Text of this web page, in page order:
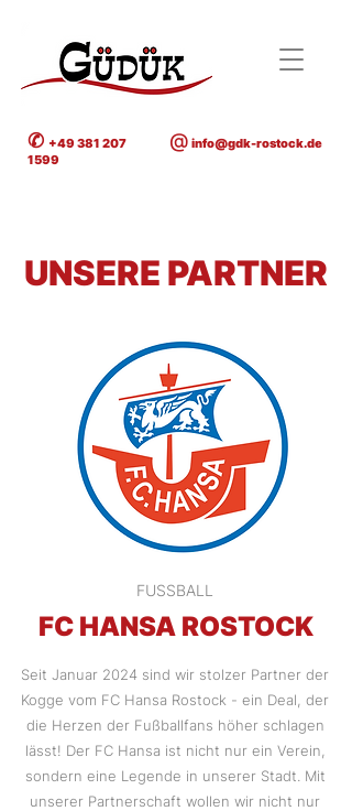
✆ +49 381 207
1599
@ info@gdk-rostock.de
UNSERE PARTNER
FUSSBALL
FC HANSA ROSTOCK
Seit Januar 2024 sind wir stolzer Partner der
Kogge vom FC Hansa Rostock - ein Deal, der
die Herzen der Fußballfans höher schlagen
lässt! Der FC Hansa ist nicht nur ein Verein,
sondern eine Legende in unserer Stadt. Mit
unserer Partnerschaft wollen wir nicht nur